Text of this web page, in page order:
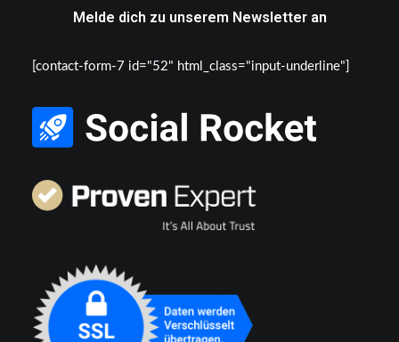
Melde dich zu unserem Newsletter an
[contact-form-7 id="52" html_class="input-underline"]